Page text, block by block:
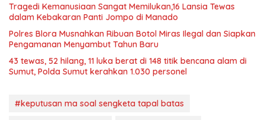
Tragedi Kemanusiaan Sangat Memilukan,16 Lansia Tewas
dalam Kebakaran Panti Jompo di Manado
Polres Blora Musnahkan Ribuan Botol Miras Ilegal dan Siapkan
Pengamanan Menyambut Tahun Baru
43 tewas, 52 hilang, 11 luka berat di 148 titik bencana alam di
Sumut, Polda Sumut kerahkan 1.030 personel
#keputusan ma soal sengketa tapal batas